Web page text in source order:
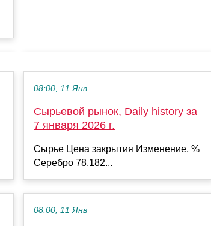
08:00, 11 Янв
Сырьевой рынок, Daily history за
7 января 2026 г.
Сырье Цена закрытия Изменение, %
Серебро 78.182...
08:00, 11 Янв